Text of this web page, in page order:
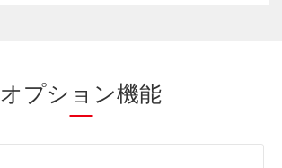
オプション機能